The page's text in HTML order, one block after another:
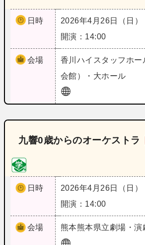
日時
2026年4月26日（日）
開演：14:00
会場 香川 ハイスタッフホー
会館）・大ホール
九響0歳からのオーケストラ
日時
2026年4月26日（日）
開演：14:00
会場 熊本熊本県立劇場・演